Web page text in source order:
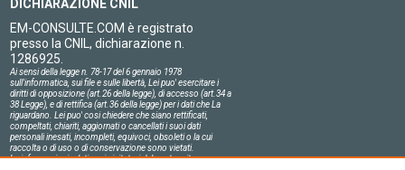
DICHIARAZIONE CNIL
EM-CONSULTE.COM è registrato
presso la CNIL, dichiarazione n.
1286925.
Ai sensi della legge n. 78-17 del 6 gennaio 1978
sull'informatica, sui file e sulle libertà, Lei puo' esercitare i
diritti di opposizione (art.26 della legge), di accesso (art.34 a
38 Legge), e di rettifica (art.36 della legge) per i dati che La
riguardano. Lei puo' cosi chiedere che siano rettificati,
compeltati, chiariti, aggiornati o cancellati i suoi dati
personali inesati, incompleti, equivoci, obsoleti o la cui
raccolta o di uso o di conservazione sono vietati.
Le informazioni relative ai visitatori del nostro sito,